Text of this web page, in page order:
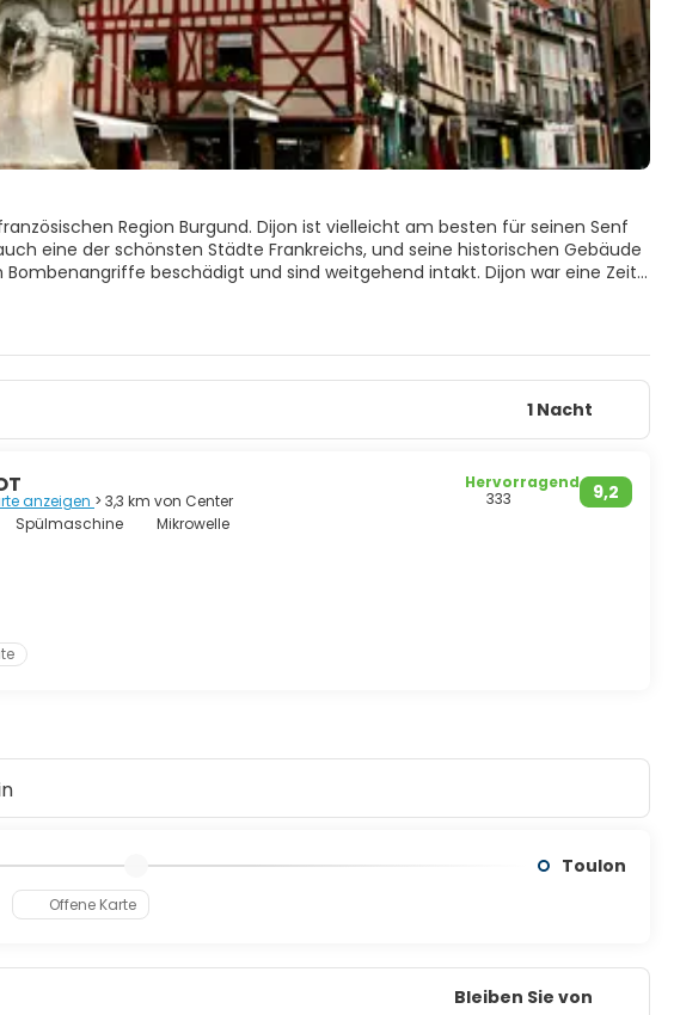
Region Burgund. Dijon ist vielleicht am besten für seinen Senf
eine der schönsten Städte Frankreichs, und seine historischen Gebäude
beschädigt und sind weitgehend intakt. Dijon war eine Zeit
war und einige der größten und berühmtesten Künstler und Musiker
Meister einen bleibenden Eindruck in Dijon hinterlassen haben. Heute ist
und Industrieanlagen am Stadtrand. Der Verkehr im Stadtzentrum ist
entspannend sind. Obwohl es vielleicht nicht die ideale Stadt für einen
1 Nacht
anzeigen > 3,3 km von Center 9,2
Hervorragend
333
Spülmaschine
Mikrowelle
Toulon
Offene Karte
Bleiben Sie von